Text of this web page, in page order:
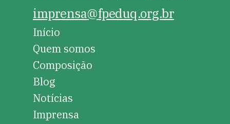
imprensa@fpeduq.org.br
Início
Quem somos
Composição
Blog
Notícias
Imprensa